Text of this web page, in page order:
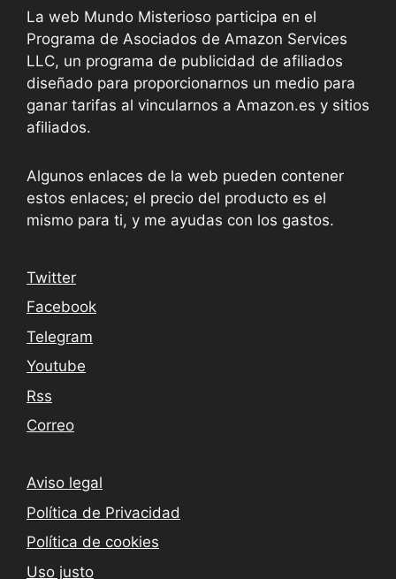
La web Mundo Misterioso participa en el
Programa de Asociados de Amazon Services
LLC, un programa de publicidad de afiliados
diseñado para proporcionarnos un medio para
ganar tarifas al vincularnos a Amazon.es y sitios
afiliados.
Algunos enlaces de la web pueden contener
estos enlaces; el precio del producto es el
mismo para ti, y me ayudas con los gastos.
Twitter
Facebook
Telegram
Youtube
Rss
Correo
Aviso legal
Política de Privacidad
Política de cookies
Uso justo